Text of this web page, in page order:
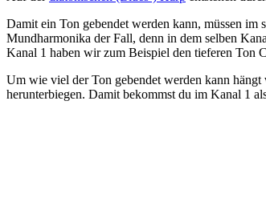
Damit ein Ton gebendet werden kann, müssen
Mundharmonika der Fall, denn in dem selben
Kanal 1 haben wir zum Beispiel den tieferen Ton
Um wie viel der Ton gebendet werden kann
herunterbiegen. Damit bekommst du im Kanal 1